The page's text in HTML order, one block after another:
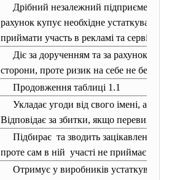
Дрібний незалежний підприємець,
рахунок купує необхідне
приймати участь в рекламі та
Діє за дорученням та за рахунок
сторони, проте ризик на себе не бере.
Продовження таблиці 1.1
Укладає угоди від свого імені, але
Відповідає за збитки, якщо перевищує
Підбирає та зводить зацікавлені
проте сам в ній участі не приймає.
Отримує у виробників